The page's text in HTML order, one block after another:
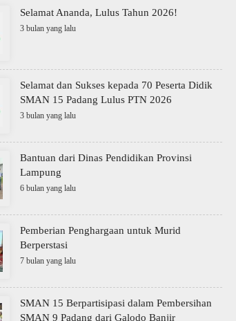
Selamat Ananda, Lulus Tahun 2026!
3 bulan yang lalu
Selamat dan Sukses kepada 70 Peserta Didik
SMAN 15 Padang Lulus PTN 2026
3 bulan yang lalu
Bantuan dari Dinas Pendidikan Provinsi
Lampung
6 bulan yang lalu
Pemberian Penghargaan untuk Murid
Berperstasi
7 bulan yang lalu
SMAN 15 Berpartisipasi dalam Pembersihan
SMAN 9 Padang dari Galodo Banjir